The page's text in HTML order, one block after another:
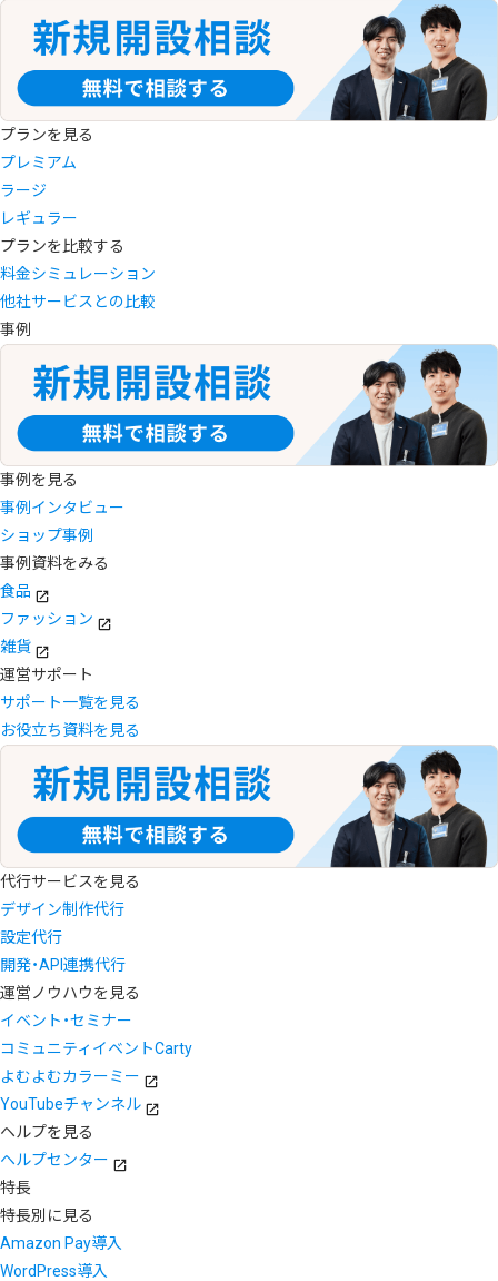
プランを見る
プレミアム
ラージ
レギュラー
プランを比較する
料金シミュレーション
他社サービスとの比較
事例
事例を見る
事例インタビュー
ショップ事例
事例資料をみる
食品
ファッション
雑貨
運営サポート
サポート一覧を見る
お役立ち資料を見る
代行サービスを見る
デザイン制作代行
設定代行
開発・API連携代行
運営ノウハウを見る
イベント・セミナー
コミュニティイベントCarty
よむよむカラーミー
YouTubeチャンネル
ヘルプを見る
ヘルプセンター
特長
特長別に見る
Amazon Pay導入
WordPress導入